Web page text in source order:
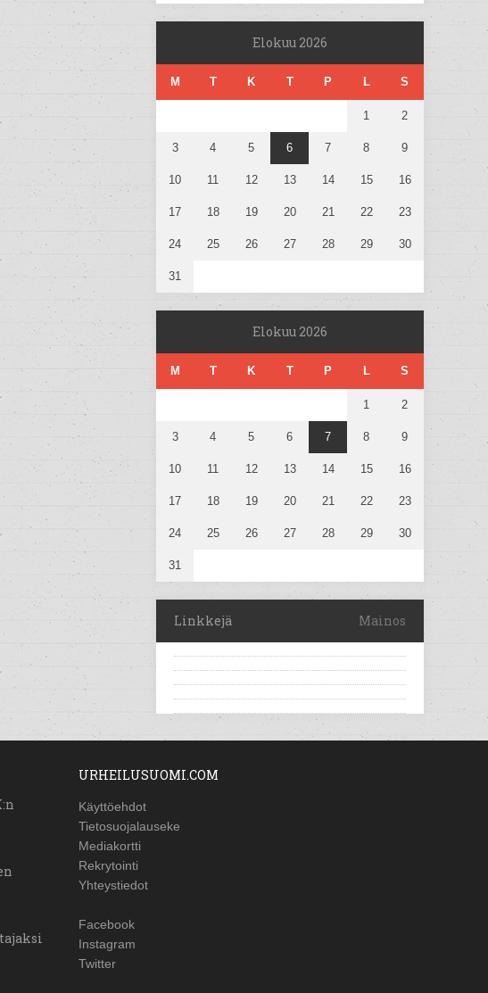
Elokuu 2026
M T K T P L S
1 2
3 4 5 6 7 8 9
10 11 12 13 14 15 16
17 18 19 20 21 22 23
24 25 26 27 28 29 30
31
Elokuu 2026
M T K T P L S
1 2
3 4 5 6 7 8 9
10 11 12 13 14 15 16
17 18 19 20 21 22 23
24 25 26 27 28 29 30
31
Linkkejä Mainos
URHEILUSUOMI.COM
Käyttöehdot
Tietosuojalauseke
Mediakortti
Rekrytointi
Yhteystiedot
Facebook
Instagram
Twitter